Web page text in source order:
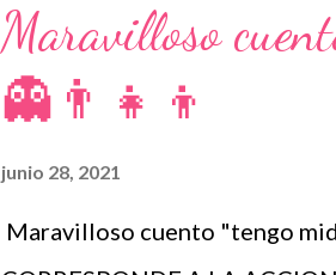
Maravilloso
👻👨‍👧‍👦
junio 28, 2021
Maravilloso cuento "tengo